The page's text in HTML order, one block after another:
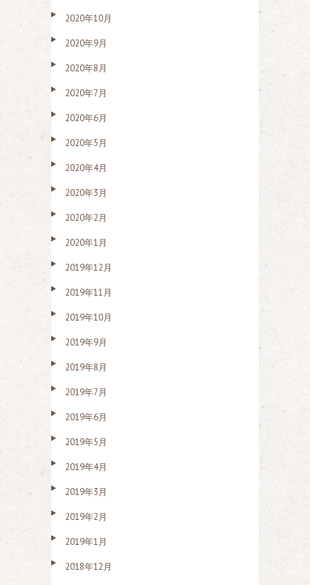
2020年10月
2020年9月
2020年8月
2020年7月
2020年6月
2020年5月
2020年4月
2020年3月
2020年2月
2020年1月
2019年12月
2019年11月
2019年10月
2019年9月
2019年8月
2019年7月
2019年6月
2019年5月
2019年4月
2019年3月
2019年2月
2019年1月
2018年12月